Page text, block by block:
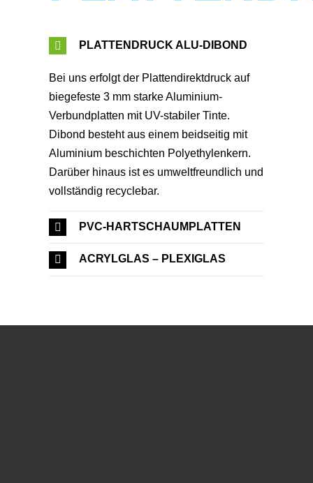
PLATTENDRUCK ALU-DIBOND
Bei uns erfolgt der Plattendirektdruck auf
biegefeste 3 mm starke Aluminium-
Verbundplatten mit UV-stabiler Tinte.
Dibond besteht aus einem beidseitig mit
Aluminium beschichten Polyethylenkern.
Darüber hinaus ist es umweltfreundlich und
vollständig recyclebar.
PVC-HARTSCHAUMPLATTEN
ACRYLGLAS – PLEXIGLAS